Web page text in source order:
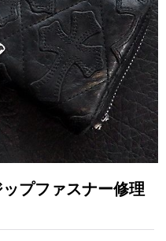
プファスナー修理